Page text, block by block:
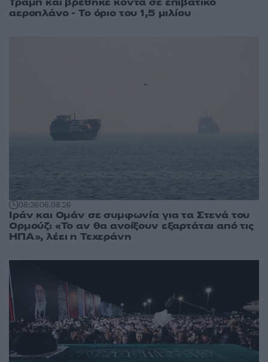
αεροπλάνο - Το όριο του 1,5 μιλίου
08:2606.08.26
Ιράν και Ομάν σε συμφωνία για τα Στενά του
Ορμούζ: «Το αν θα ανοίξουν εξαρτάται από τις
ΗΠΑ», λέει η Τεχεράνη